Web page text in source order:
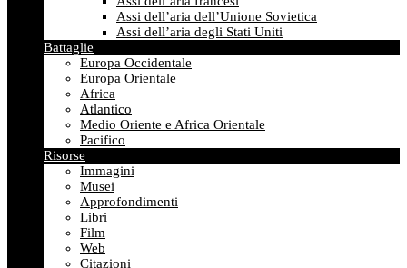
Assi dell’aria dell’Unione Sovietica
Assi dell’aria degli Stati Uniti
Battaglie
Europa Occidentale
Europa Orientale
Africa
Atlantico
Medio Oriente e Africa Orientale
Pacifico
Risorse
Immagini
Musei
Approfondimenti
Libri
Film
Web
Citazioni